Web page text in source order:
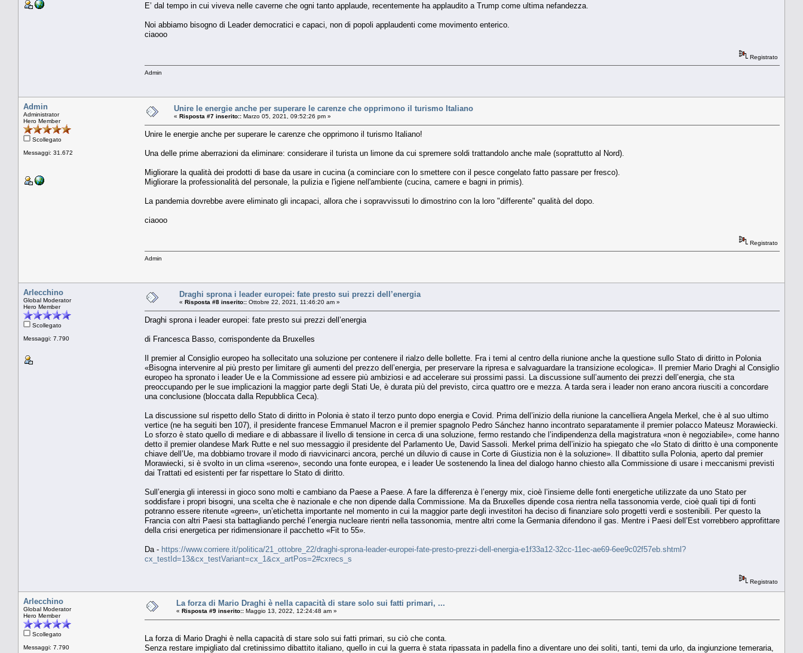
E’ dal tempo in cui viveva nelle caverne che ogni tanto applaude, recentemente ha applaudito a Trump come ultima nefandezza.
Noi abbiamo bisogno di Leader democratici e capaci, non di popoli applaudenti come movimento enterico.
ciaooo
Registrato
Admin
Admin
Administrator
Hero Member
Scollegato
Messaggi: 31.672
Unire le energie anche per superare le carenze che opprimono il turismo Italiano
« Risposta #7 inserito:: Marzo 05, 2021, 09:52:26 pm »
Unire le energie anche per superare le carenze che opprimono il turismo Italiano!
Una delle prime aberrazioni da eliminare: considerare il turista un limone da cui spremere soldi trattandolo anche male (soprattutto al Nord).
Migliorare la qualità dei prodotti di base da usare in cucina (a cominciare con lo smettere con il pesce congelato fatto passare per fresco).
Migliorare la professionalità del personale, la pulizia e l'igiene nell'ambiente (cucina, camere e bagni in primis).
La pandemia dovrebbe avere eliminato gli incapaci, allora che i sopravvissuti lo dimostrino con la loro "differente" qualità del dopo.
ciaooo
Registrato
Admin
Arlecchino
Global Moderator
Hero Member
Scollegato
Messaggi: 7.790
Draghi sprona i leader europei: fate presto sui prezzi dell’energia
« Risposta #8 inserito:: Ottobre 22, 2021, 11:46:20 am »
Draghi sprona i leader europei: fate presto sui prezzi dell’energia
di Francesca Basso, corrispondente da Bruxelles
Il premier al Consiglio europeo ha sollecitato una soluzione per contenere il rialzo delle bollette. Fra i temi al centro della riunione anche la questione sullo Stato di diritto in Polonia
«Bisogna intervenire al più presto per limitare gli aumenti del prezzo dell’energia, per preservare la ripresa e salvaguardare la transizione ecologica». Il premier Mario Draghi al Consiglio
europeo ha spronato i leader Ue e la Commissione ad essere più ambiziosi e ad accelerare sui prossimi passi. La discussione sull’aumento dei prezzi dell’energia, che sta
preoccupando per le sue implicazioni la maggior parte degli Stati Ue, è durata più del previsto, circa quattro ore e mezza. A tarda sera i leader non erano ancora riusciti a concordare
una conclusione (bloccata dalla Repubblica Ceca).
La discussione sul rispetto dello Stato di diritto in Polonia è stato il terzo punto dopo energia e Covid. Prima dell’inizio della riunione la cancelliera Angela Merkel, che è al suo ultimo
vertice (ne ha seguiti ben 107), il presidente francese Emmanuel Macron e il premier spagnolo Pedro Sánchez hanno incontrato separatamente il premier polacco Mateusz Morawiecki.
Lo sforzo è stato quello di mediare e di abbassare il livello di tensione in cerca di una soluzione, fermo restando che l’indipendenza della magistratura «non è negoziabile», come hanno
detto il premier olandese Mark Rutte e nel suo messaggio il presidente del Parlamento Ue, David Sassoli. Merkel prima dell’inizio ha spiegato che «lo Stato di diritto è una componente
chiave dell’Ue, ma dobbiamo trovare il modo di riavvicinarci ancora, perché un diluvio di cause in Corte di Giustizia non è la soluzione». Il dibattito sulla Polonia, aperto dal premier
Morawiecki, si è svolto in un clima «sereno», secondo una fonte europea, e i leader Ue sostenendo la linea del dialogo hanno chiesto alla Commissione di usare i meccanismi previsti
dai Trattati ed esistenti per far rispettare lo Stato di diritto.
Sull’energia gli interessi in gioco sono molti e cambiano da Paese a Paese. A fare la differenza è l’energy mix, cioè l’insieme delle fonti energetiche utilizzate da uno Stato per
soddisfare i propri bisogni, una scelta che è nazionale e che non dipende dalla Commissione. Ma da Bruxelles dipende cosa rientra nella tassonomia verde, cioè quali tipi di fonti
potranno essere ritenute «green», un’etichetta importante nel momento in cui la maggior parte degli investitori ha deciso di finanziare solo progetti verdi e sostenibili. Per questo la
Francia con altri Paesi sta battagliando perché l’energia nucleare rientri nella tassonomia, mentre altri come la Germania difendono il gas. Mentre i Paesi dell’Est vorrebbero approfittare
della crisi energetica per ridimensionare il pacchetto «Fit to 55».
Da - https://www.corriere.it/politica/21_ottobre_22/draghi-sprona-leader-europei-fate-presto-prezzi-dell-energia-e1f33a12-32cc-11ec-ae69-6ee9c02f57eb.shtml?
cx_testId=13&cx_testVariant=cx_1&cx_artPos=2#cxrecs_s
Registrato
Arlecchino
Global Moderator
Hero Member
Scollegato
Messaggi: 7.790
La forza di Mario Draghi è nella capacità di stare solo sui fatti primari, ...
« Risposta #9 inserito:: Maggio 13, 2022, 12:24:48 am »
La forza di Mario Draghi è nella capacità di stare solo sui fatti primari, su ciò che conta.
Senza restare impigliato dal cretinissimo dibattito italiano, quello in cui la guerra è stata ripassata in padella fino a diventare uno dei soliti, tanti, temi da urlo, da ingiunzione temeraria,